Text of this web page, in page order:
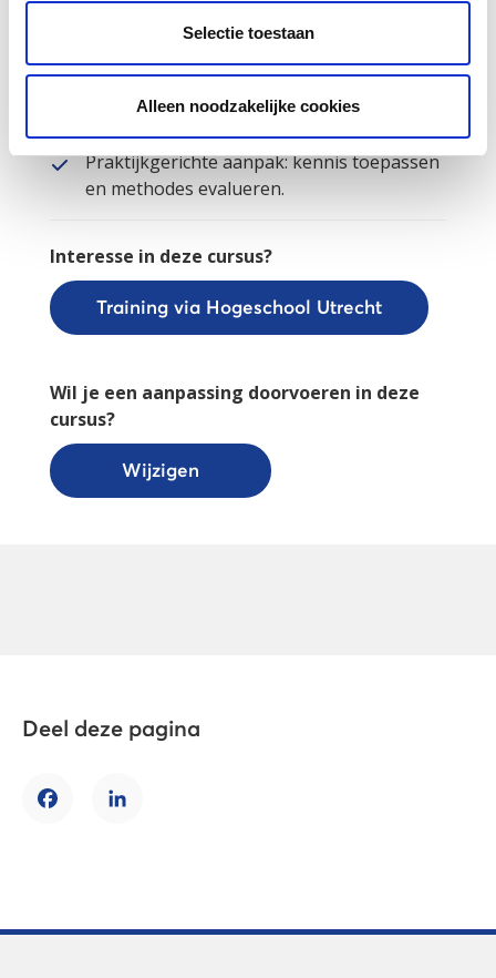
Selectie toestaan
Alleen noodzakelijke cookies
effectief mee om?
succesvolle aanpak.
Vijf cursussen over verschillende aspecten
van geletterdheid.
Praktijkgerichte aanpak: kennis toepassen
en methodes evalueren.
Interesse in deze cursus?
Training via Hogeschool Utrecht
Wil je een aanpassing doorvoeren in deze
cursus?
Wijzigen
Deel deze pagina
FacebookLinkedIn